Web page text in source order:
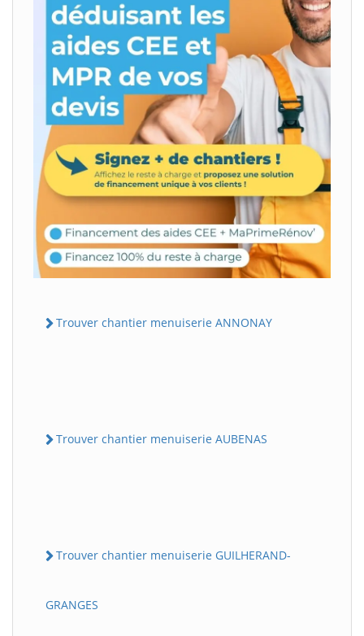
Trouver chantier menuiserie ANNONAY
Trouver chantier menuiserie AUBENAS
Trouver chantier menuiserie GUILHERAND-
GRANGES